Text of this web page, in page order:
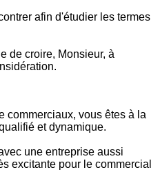
afin d'étudier les termes
de croire, Monsieur, à
commerciaux, vous êtes à la
et dynamique.
une entreprise aussi
excitante pour le commercial